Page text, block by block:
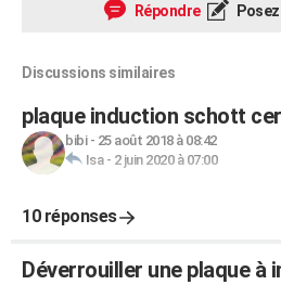
Répondre
Discussions similaires
plaque induction schott
bibi- 25 août 2018 à 08:42
Isa- 2 juin 2020 à 07:00
10 réponses
Déverrouiller une plaque à